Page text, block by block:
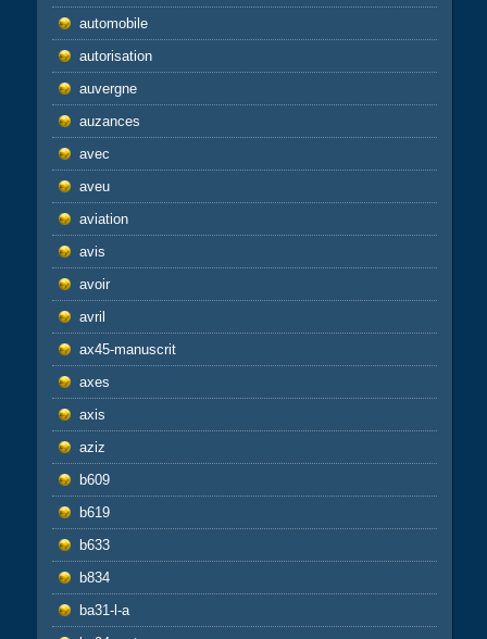
automobile
autorisation
auvergne
auzances
avec
aveu
aviation
avis
avoir
avril
ax45-manuscrit
axes
axis
aziz
b609
b619
b633
b834
ba31-l-a